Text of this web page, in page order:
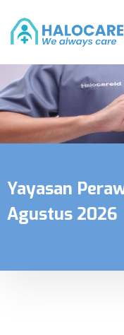
Yayasan
Agustus 2026